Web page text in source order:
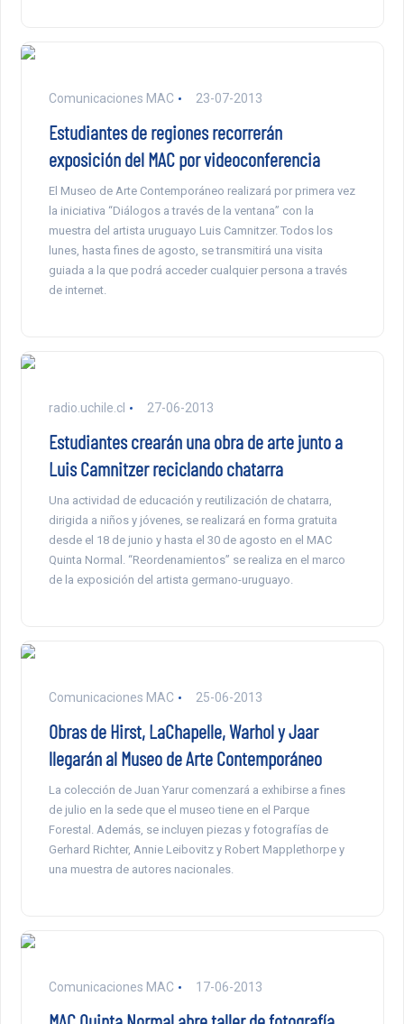
Comunicaciones MAC 23-07-2013
Estudiantes de regiones recorrerán
exposición del MAC por videoconferencia
El Museo de Arte Contemporáneo realizará por primera vez
la iniciativa “Diálogos a través de la ventana” con la
muestra del artista uruguayo Luis Camnitzer. Todos los
lunes, hasta fines de agosto, se transmitirá una visita
guiada a la que podrá acceder cualquier persona a través
de internet.
radio.uchile.cl 27-06-2013
Estudiantes crearán una obra de arte junto a
Luis Camnitzer reciclando chatarra
Una actividad de educación y reutilización de chatarra,
dirigida a niños y jóvenes, se realizará en forma gratuita
desde el 18 de junio y hasta el 30 de agosto en el MAC
Quinta Normal. “Reordenamientos” se realiza en el marco
de la exposición del artista germano-uruguayo.
Comunicaciones MAC 25-06-2013
Obras de Hirst, LaChapelle, Warhol y Jaar
llegarán al Museo de Arte Contemporáneo
La colección de Juan Yarur comenzará a exhibirse a fines
de julio en la sede que el museo tiene en el Parque
Forestal. Además, se incluyen piezas y fotografías de
Gerhard Richter, Annie Leibovitz y Robert Mapplethorpe y
una muestra de autores nacionales.
Comunicaciones MAC 17-06-2013